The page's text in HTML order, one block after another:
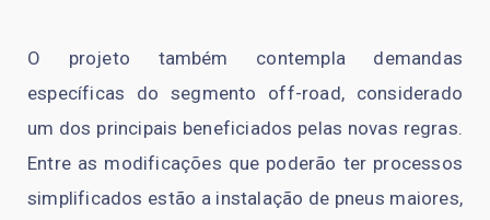
O projeto também contempla demandas
específicas do segmento off-road, considerado
um dos principais beneficiados pelas novas regras.
Entre as modificações que poderão ter processos
simplificados estão a instalação de pneus maiores,